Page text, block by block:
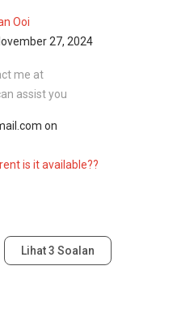
Ooi
27, 2024
me at
assist you
on
is it available??
Lihat3 Soalan